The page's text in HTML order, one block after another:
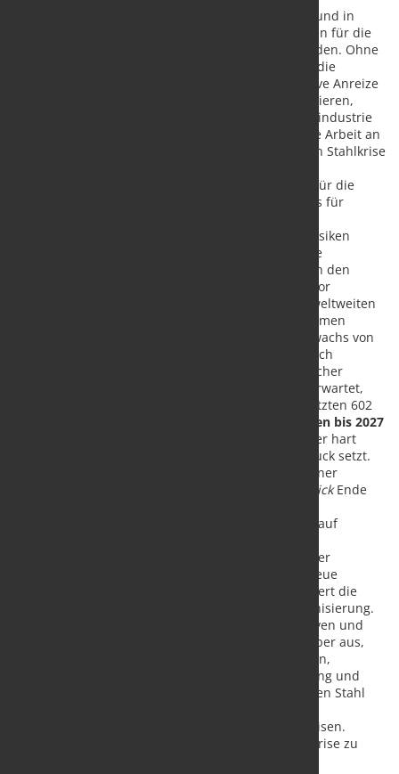
Überkapazitäten im Stahlsektor verschärfen und in
Zukunft zu weiteren Handelsunterbrechungen für die
Mitglieder des Stahlausschusses führen werden. Ohne
politische Anpassungen in den Ländern, die die
Überkapazitäten anheizen, oder ohne negative Anreize
für sie, ihren überschüssigen Stahl zu exportieren,
werden sich die Probleme der globalen Stahlindustrie
verschärfen. Der Ausschuss rief dazu auf, die Arbeit an
der Erforschung der Ursachen der weltweiten Stahlkrise
internationalen Bemühungen um Lösungen für die
Situation, einschließlich des Globalen Forums für
sind mit erheblichen Risiken
behaftet. Die weltweite Stahlnachfrage dürfte
mittelfristig nur moderat wachsen, was durch den
starken Abschwung im chinesischen Bausektor
beeinflusst wird. Es wird erwartet, dass die weltweiten
Überkapazitäten im Stahlsektor weiter zunehmen
werden, wobei für 2025-27 ein Kapazitätszuwachs von
165 Mio. Tonnen prognostiziert wird, der durch
grenzüberschreitende Investitionen chinesischer
Stahlunternehmen angeheizt wird. Es wird erwartet,
dass die weltweite Überkapazität von geschätzten 602
2024 auf 721 Mio. Tonnen bis 2027
wird, was die Rentabilität selbst der hart
umkämpften Stahlhersteller enorm unter Druck setzt.
Der Ausschuss sieht der Veröffentlichung seiner
OECD-StahlausblickEnde
stoßen auf
Überkapazitäten verringert die Rentabilität der
Stahlindustrie und das für Investitionen in neue
Technologien verfügbare Kapital und behindert die
Bemühungen der Branche um eine Dekarbonisierung.
Der Ausschuss erörterte die jüngsten Initiativen und
tauschte seine nationalen Erfahrungen darüber aus,
wie dieser Gegenwind verringert werden kann,
einschließlich der Möglichkeiten zur Förderung und
Ausweitung der Märkte für kohlenstoffärmeren Stahl
Entwicklungen auf den Märkten für grünes Eisen.
erforderlich, um die Stahlkrise zu